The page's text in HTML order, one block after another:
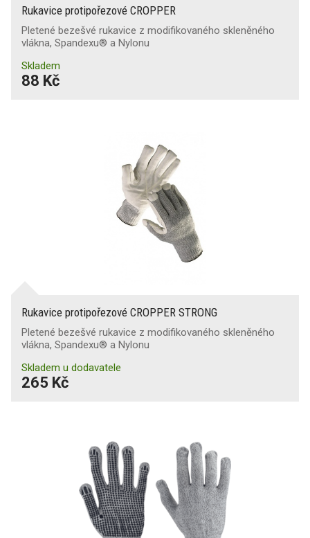
Rukavice protipořezové CROPPER
Pletené bezešvé rukavice z modifikovaného skleněného
vlákna, Spandexu® a Nylonu
Skladem
88 Kč
Rukavice protipořezové CROPPER STRONG
Pletené bezešvé rukavice z modifikovaného skleněného
vlákna, Spandexu® a Nylonu
Skladem u dodavatele
265 Kč